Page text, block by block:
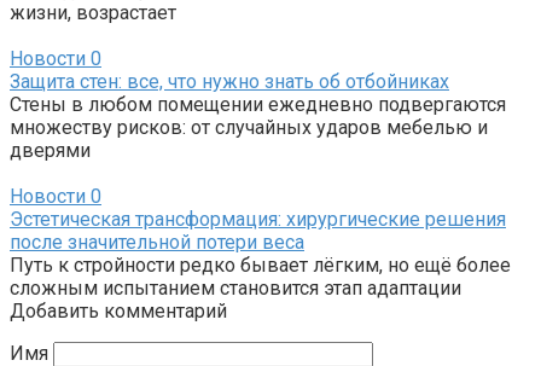
жизни, возрастает
Новости 0
Защита стен: все, что нужно знать об отбойниках
Стены в любом помещении ежедневно подвергаются
множеству рисков: от случайных ударов мебелью и
дверями
Новости 0
Эстетическая трансформация: хирургические решения
после значительной потери веса
Путь к стройности редко бывает лёгким, но ещё более
сложным испытанием становится этап адаптации
Добавить комментарий
Имя